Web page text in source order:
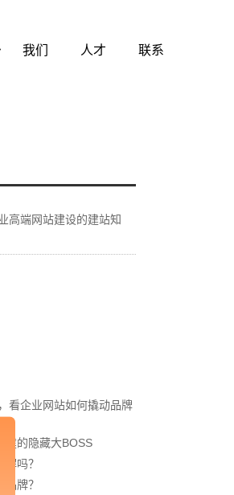
我们 人才 联系
高端网站建设的建站知
看企业网站如何撬动品牌
建的隐藏大BOSS
吗？
牌？